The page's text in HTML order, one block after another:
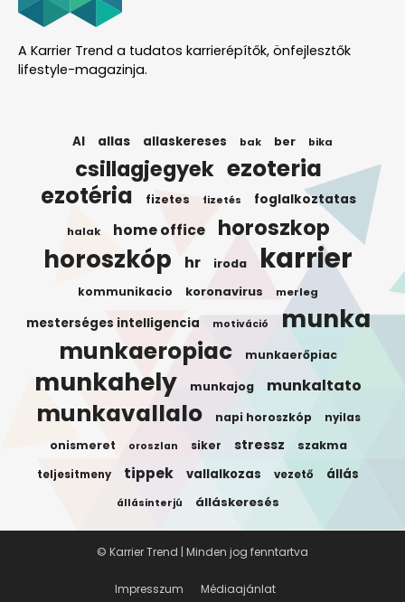
A Karrier Trend a tudatos karrierépítők, önfejlesztők
lifestyle-magazinja.
AI allas allaskereses bak ber bika
csillagjegyek ezoteria
ezotéria fizetes fizetés foglalkoztatas
halak home office horoszkop
horoszkóp hr iroda karrier
kommunikacio koronavirus merleg
mesterséges intelligencia motiváció munka
munkaeropiac munkaerőpiac
munkahely munkajog munkaltato
munkavallalo napi horoszkóp nyilas
onismeret oroszlan siker stressz szakma
teljesitmeny tippek vallalkozas vezető állás
állásinterjú álláskeresés
Impresszum Médiaajánlat
© Karrier Trend | Minden jog fenntartva